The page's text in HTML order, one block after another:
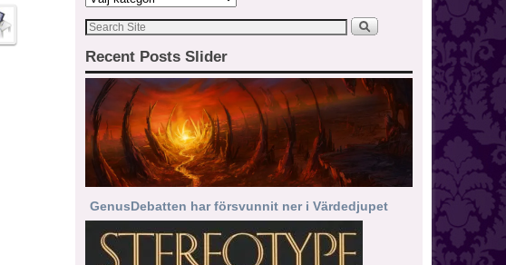
Recent Posts Slider
GenusDebatten har försvunnit ner i Värdedjupet